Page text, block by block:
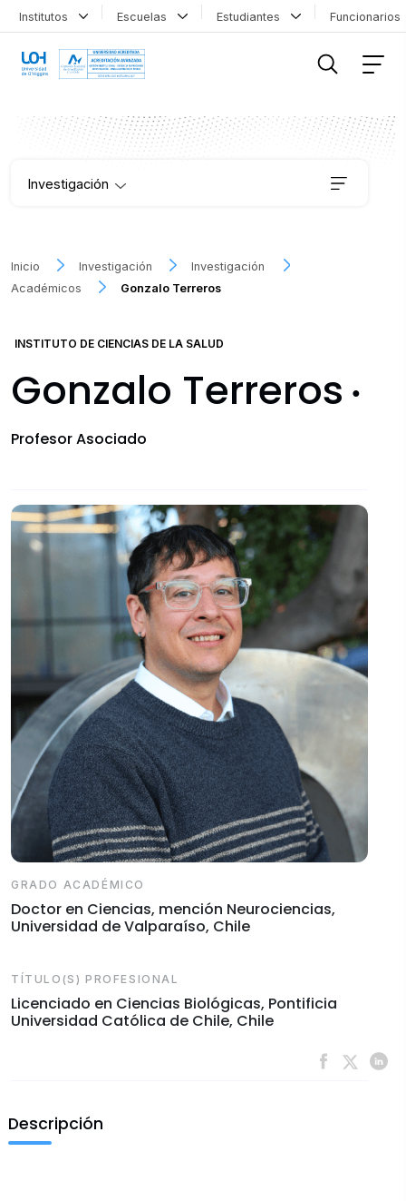
Institutos Escuelas Estudiantes
Investigación
Proyectos
Comités Institucionales
Inicio Investigación
Investigación
Académicos
Gonzalo Terreros
INSTITUTO DE CIENCIAS DE LA SALUD
Gonzalo Terreros ●
Profesor Asociado
GRADO ACADÉMICO
Doctor en Ciencias, mención Neurociencias,
Universidad de Valparaíso, Chile
TÍTULO(S) PROFESIONAL
Licenciado en Ciencias Biológicas, Pontificia
Universidad Católica de Chile, Chile
Descripción